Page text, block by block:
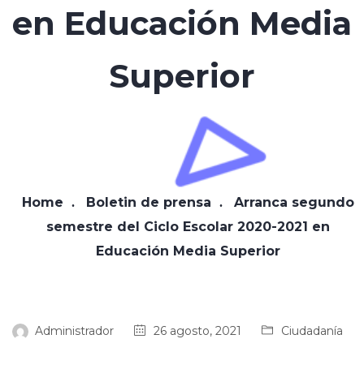
en Educación Media
Superior
Home Boletin de prensa
Arranca segundo
semestre del Ciclo Escolar 2020-2021 en
Educación Media Superior
Administrador 26 agosto, 2021 Ciudadanía